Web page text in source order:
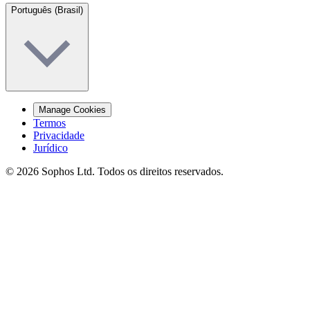
Português (Brasil)
Manage Cookies
Termos
Privacidade
Jurídico
© 2026 Sophos Ltd. Todos os direitos reservados.